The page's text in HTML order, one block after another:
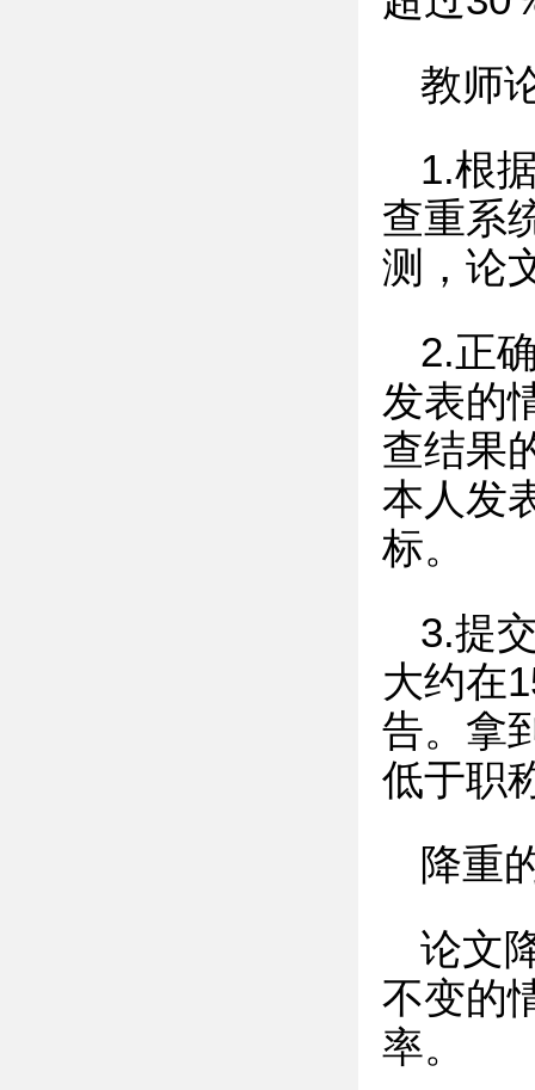
教师
1.根
查重系
测，论
2.正
发表的
查结果
本人发
标。
3.提
大约在
告。拿
低于职
降重
论文
不变的
率。